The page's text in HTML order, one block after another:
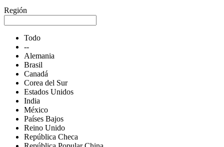
Región
Todo
--
Alemania
Brasil
Canadá
Corea del Sur
Estados Unidos
India
México
Países Bajos
Reino Unido
República Checa